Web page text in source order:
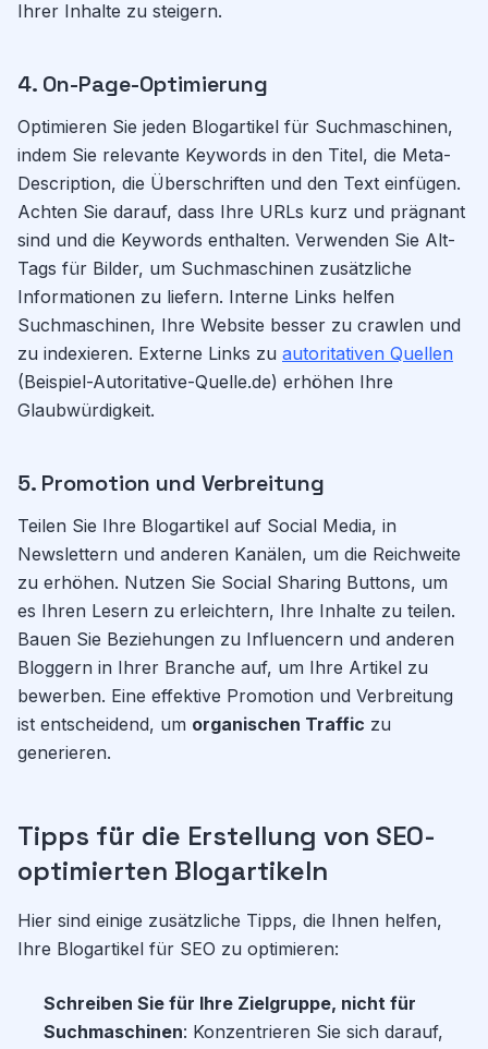
Ihrer Inhalte zu steigern.
4. On-Page-Optimierung
Optimieren Sie jeden Blogartikel für Suchmaschinen,
indem Sie relevante Keywords in den Titel, die Meta-
Description, die Überschriften und den Text einfügen.
Achten Sie darauf, dass Ihre URLs kurz und prägnant
sind und die Keywords enthalten. Verwenden Sie Alt-
Tags für Bilder, um Suchmaschinen zusätzliche
Informationen zu liefern. Interne Links helfen
Suchmaschinen, Ihre Website besser zu crawlen und
zu indexieren. Externe Links zu autoritativen Quellen
(Beispiel-Autoritative-Quelle.de) erhöhen Ihre
Glaubwürdigkeit.
5. Promotion und Verbreitung
Teilen Sie Ihre Blogartikel auf Social Media, in
Newslettern und anderen Kanälen, um die Reichweite
zu erhöhen. Nutzen Sie Social Sharing Buttons, um
es Ihren Lesern zu erleichtern, Ihre Inhalte zu teilen.
Bauen Sie Beziehungen zu Influencern und anderen
Bloggern in Ihrer Branche auf, um Ihre Artikel zu
bewerben. Eine effektive Promotion und Verbreitung
ist entscheidend, um organischen Traffic zu
generieren.
Tipps für die Erstellung von SEO-
optimierten Blogartikeln
Hier sind einige zusätzliche Tipps, die Ihnen helfen,
Ihre Blogartikel für SEO zu optimieren:
Schreiben Sie für Ihre Zielgruppe, nicht für
Suchmaschinen: Konzentrieren Sie sich darauf,